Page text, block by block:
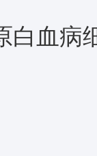
白血病